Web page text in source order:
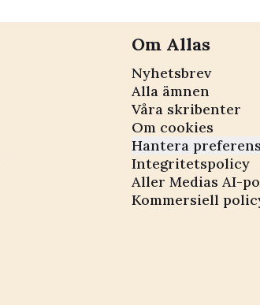
Om Allas
Nyhetsbrev
Alla ämnen
Våra skribenter
Om cookies
Hantera
Integritetspolicy
Aller Medias AI-
Kommersiell